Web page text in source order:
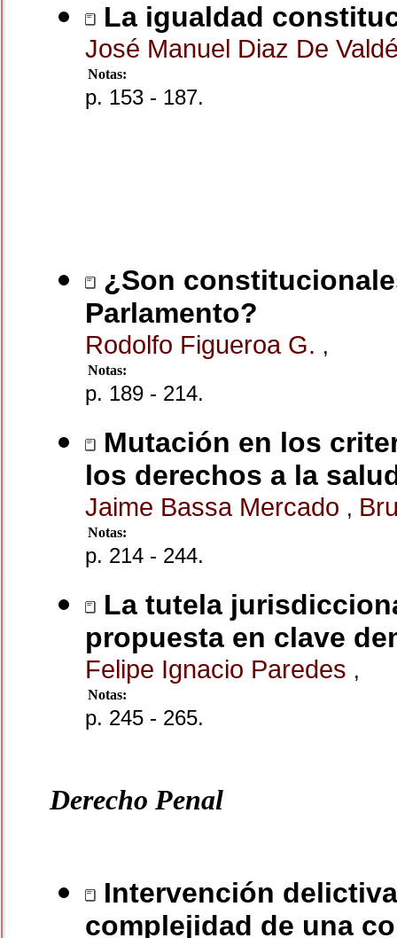
La igualdad
José Manuel Diaz De
Notas:
p. 153 - 187.
¿Son
Parlamento?
Rodolfo Figueroa G. ,
Notas:
p. 189 - 214.
Mutación en los
los derechos a la
Jaime Bassa Mercado ,
Notas:
p. 214 - 244.
La tutela
propuesta en clave
Felipe Ignacio Paredes ,
Notas:
p. 245 - 265.
Derecho Penal
Intervención
complejidad de una